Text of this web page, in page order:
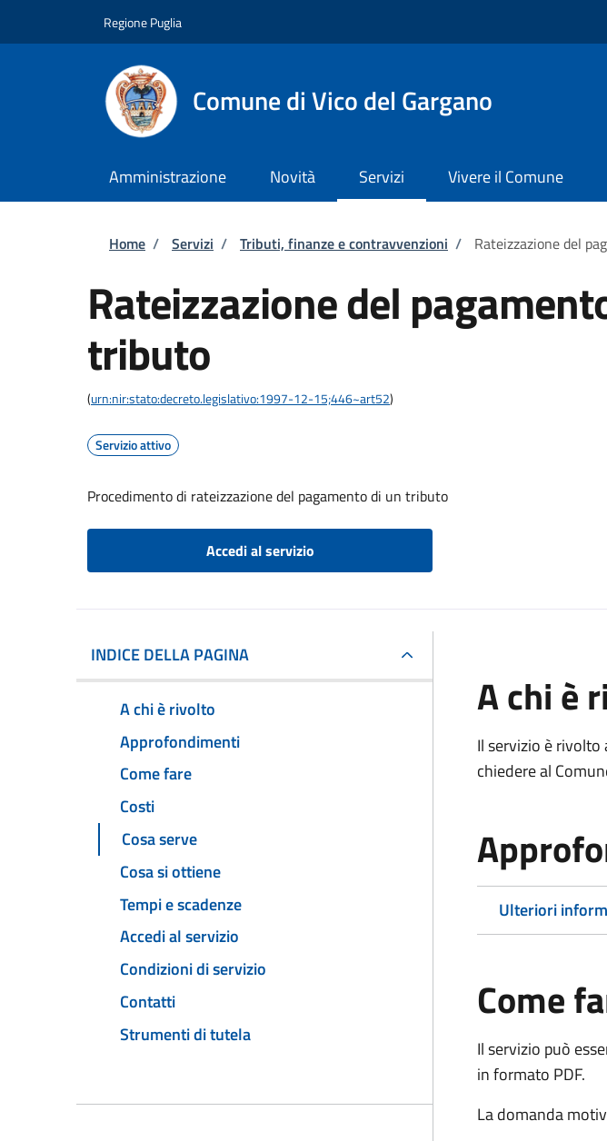
Regione Puglia
Comune di Vico del Gargano
Amministrazione Novità Servizi Vivere il Comune
Briciole di pane
Home / Servizi / Tributi, finanze e contravvenzioni / Rateizzazione del
Rateizzazione del
tributo
(urn:nir:stato:decreto.legislativo:1997-12-15;446~art52)
Servizio attivo
Procedimento di rateizzazione del pagamento di un tributo
Accedi al servizio
INDICE DELLA PAGINA
A chi è rivolto
Approfondimenti
Come fare
Costi
Cosa serve
Cosa si ottiene
Tempi e scadenze
Accedi al servizio
Condizioni di servizio
Contatti
Strumenti di tutela
A chi è
Il servizio è
chiedere al
Ulteriori
Come
Il servizio può
in formato PDF.
La domanda